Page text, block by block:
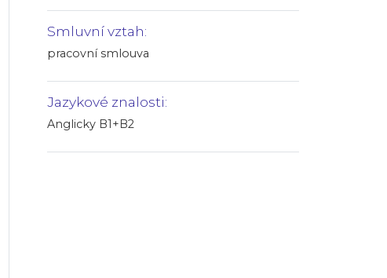
Smluvní vztah:
pracovní smlouva
Jazykové znalosti:
Anglicky B1+B2